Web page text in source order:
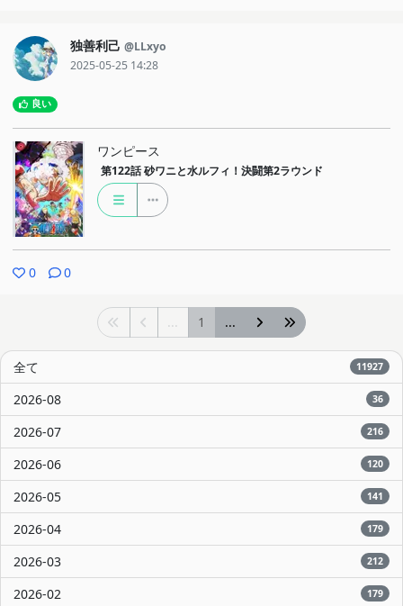
独善利己 @LLxyo
2025-05-25 14:28
良い
ワンピース
第122話 砂ワニと水ルフィ！決闘第2ラウンド
0 0
... 1 ...
全て 11927
2026-08 36
2026-07 216
2026-06 120
2026-05 141
2026-04 179
2026-03 212
2026-02 179